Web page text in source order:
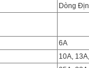
Dòng
6A
10A,